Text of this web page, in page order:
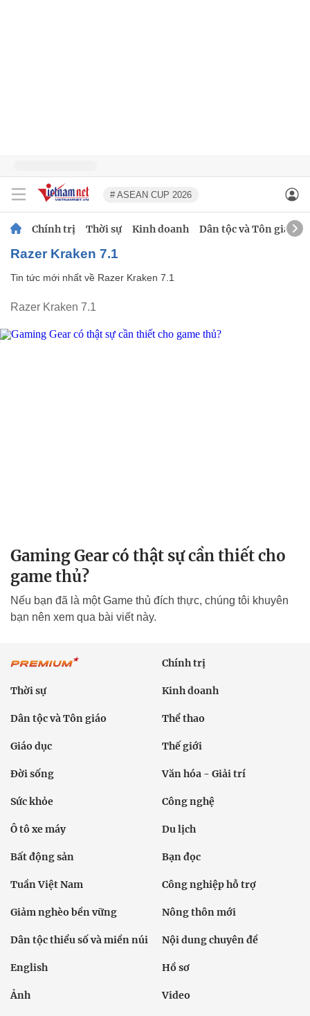
# ASEAN CUP 2026
Chính trị Thời sự Kinh doanh Dân tộc và Tôn giáo
Razer Kraken 7.1
Tin tức mới nhất về Razer Kraken 7.1
Razer Kraken 7.1
Gaming Gear có thật sự cần thiết cho
game thủ?
Nếu bạn đã là một Game thủ đích thực, chúng tôi khuyên
bạn nên xem qua bài viết này.
Chính trị
Thời sự Kinh doanh
Dân tộc và Tôn giáo Thể thao
Giáo dục Thế giới
Đời sống Văn hóa - Giải trí
Sức khỏe Công nghệ
Ô tô xe máy Du lịch
Bất động sản Bạn đọc
Tuần Việt Nam Công nghiệp hỗ trợ
Giảm nghèo bền vững Nông thôn mới
Dân tộc thiểu số và miền núi Nội dung chuyên đề
English Hồ sơ
Ảnh Video